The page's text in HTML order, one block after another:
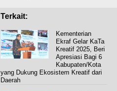
Terkait:
Kementerian
Ekraf Gelar KaTa
Kreatif 2025, Beri
Apresiasi Bagi 6
Kabupaten/Kota
yang Dukung Ekosistem Kreatif dari
Daerah